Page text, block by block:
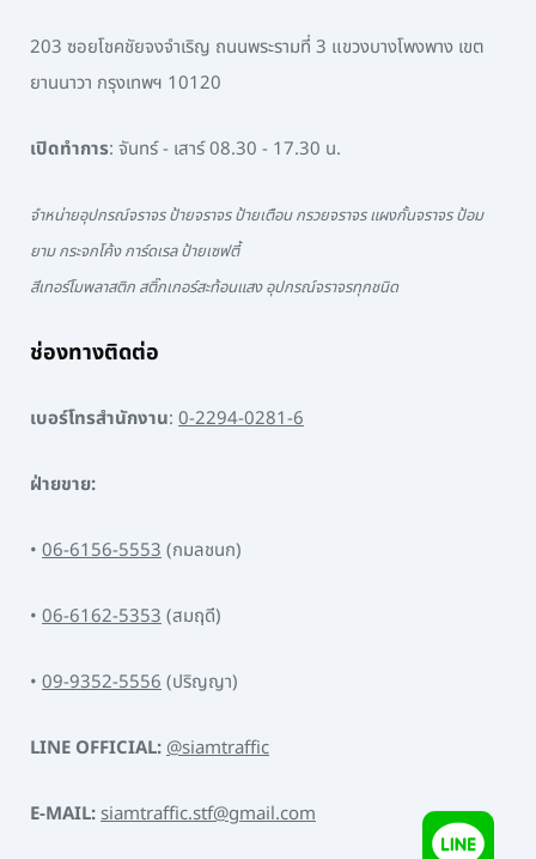
203 ซอยโชคชัยจงจำเริญ ถนนพระรามที่ 3 แขวงบางโพงพาง เขต
ยานนาวา กรุงเทพฯ 10120
เปิดทำการ: จันทร์ - เสาร์ 08.30 - 17.30 น.
จำหน่ายอุปกรณ์จราจร ป้ายจราจร ป้ายเตือน กรวยจราจร แผงกั้นจราจร ป้อม
ยาม กระจกโค้ง การ์ดเรล ป้ายเซฟตี้
สีเทอร์โมพลาสติก สติ๊กเกอร์สะท้อนแสง อุปกรณ์จราจรทุกชนิด
ช่องทางติดต่อ
เบอร์โทรสำนักงาน: 0-2294-0281-6
ฝ่ายขาย:
• 06-6156-5553(กมลชนก)
• 06-6162-5353(สมฤดี)
• 09-9352-5556(ปริญญา)
LINE OFFICIAL:@siamtraffic
E-MAIL:siamtraffic.stf@gmail.com